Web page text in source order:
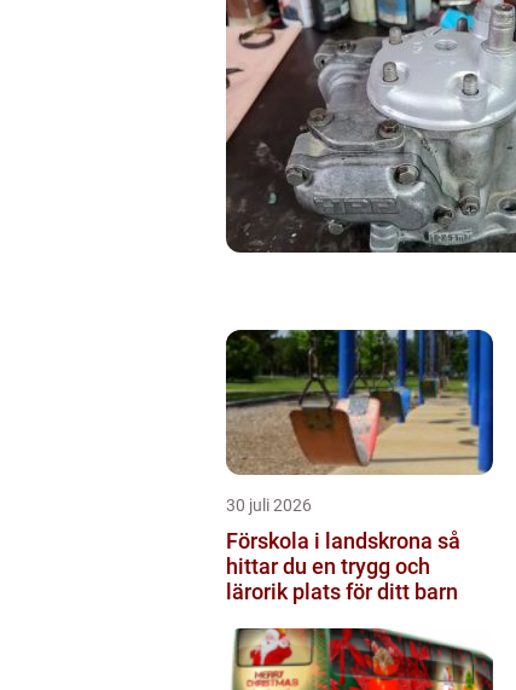
30 juli 2026
Förskola i landskrona så
hittar du en trygg och
lärorik plats för ditt barn